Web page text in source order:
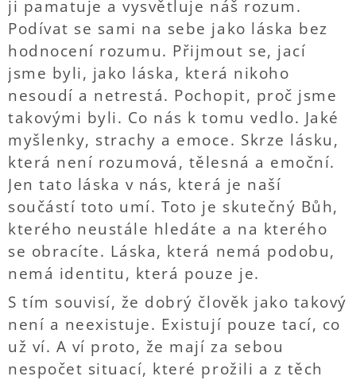
ji pamatuje a vysvětluje náš rozum.
Podívat se sami na sebe jako láska bez
hodnocení rozumu. Přijmout se, jací
jsme byli, jako láska, která nikoho
nesoudí a netrestá. Pochopit, proč jsme
takovými byli. Co nás k tomu vedlo. Jaké
myšlenky, strachy a emoce. Skrze lásku,
která není rozumová, tělesná a emoční.
Jen tato láska v nás, která je naší
součástí toto umí. Toto je skutečný Bůh,
kterého neustále hledáte a na kterého
se obracíte. Láska, která nemá podobu,
nemá identitu, která pouze je.
S tím souvisí, že dobrý člověk jako takový
není a neexistuje. Existují pouze tací, co
už ví. A ví proto, že mají za sebou
nespočet situací, které prožili a z těch